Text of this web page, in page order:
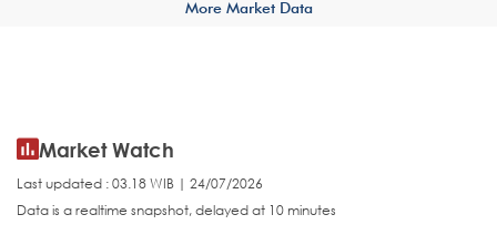
More Market Data
Market Watch
Last updated : 03.18 WIB | 24/07/2026
Data is a realtime snapshot, delayed at 10 minutes